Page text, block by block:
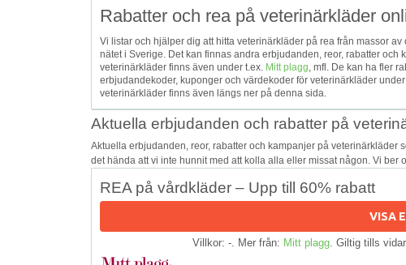
Rabatter och rea på veterinärkläder
Vi listar och hjälper dig att hitta veterinärkläder på rea från massor
nätet i Sverige. Det kan finnas andra erbjudanden, reor, rabatter
veterinärkläder finns även under t.ex. Mitt plagg, mfl. De kan ha fler
erbjudandekoder, kuponger och värdekoder för veterinärkläder
veterinärkläder finns även längs ner på denna sida.
Aktuella erbjudanden och rabatter på
Aktuella erbjudanden, reor, rabatter och kampanjer på
det hända att vi inte hunnit med att kolla alla eller missat någon. Vi ber
REA på vårdkläder – Upp till 60% rabatt
VISA
Villkor: -. Mer från: Mitt plagg . Giltig tills